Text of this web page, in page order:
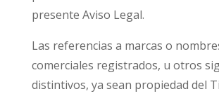
presente Aviso Legal.
Las referencias a marcas o
comerciales registrados, u otros
distintivos, ya sean propiedad del